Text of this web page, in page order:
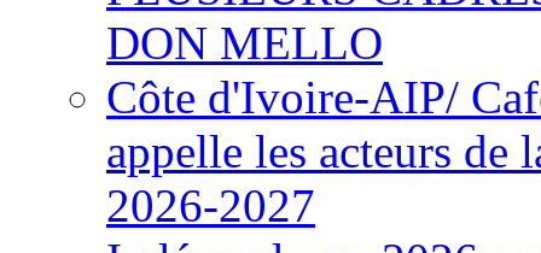
DON MELLO
Côte d'Ivoire-AIP/
appelle les acteurs de
2026-2027